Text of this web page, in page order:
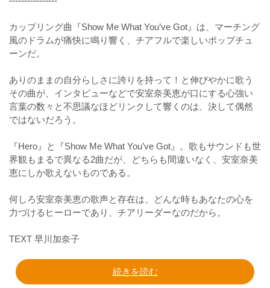
カップリング曲『Show Me What You’ve Got』は、マーチング
風のドラムが痛快に鳴り響く、チアフルで楽しいポップチュ
ーンだ。
ありのままの自分らしさに誇りを持って！と伸びやかに歌う
その曲が、インタビューなどで安室奈美恵が口にする心強い
言葉の数々と不思議なほどリンクして響くのは、決して偶然
ではないだろう。
『Hero』と『Show Me What You’ve Got』。歌もサウンドも世
界観もまるで異なる2曲だが、どちらも間違いなく、安室奈美
恵にしか歌えないものである。
何しろ安室奈美恵の歌声と存在は、どんな時もあなたの心を
力づけるヒーローであり、チアリーダーなのだから。
TEXT 早川加奈子
続きを読む